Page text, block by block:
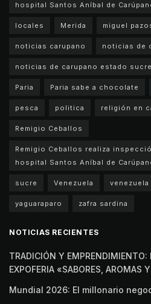
hospital Santos Aníbal de
locales Merida miguel
noticias carupano noticias de
noticias de carupano estado sucre
Paria Paria sabe a chocolate
pesca politica religión en
Remigio Ceballos
Remigio Ceballos realiza
hospital Santos Aníbal de
sucre Venezuela
yaguaraparo zafra sardina
NOTICIAS RECIENTES
TRADICIÓN Y
EXPOFERIA «SABORES, AROMAS
Mundial 2026: El millonario